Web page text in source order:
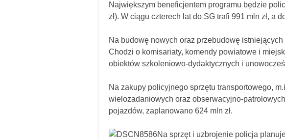
Największym beneficjentem programu będzie
zł). W ciągu czterech lat do SG trafi 991 mln zł, a
Na budowę nowych oraz przebudowę
Chodzi o komisariaty, komendy powiatowe i
obiektów szkoleniowo-dydaktycznych i
Na zakupy policyjnego sprzętu transportowego,
wielozadaniowych oraz obserwacyjno-
pojazdów, zaplanowano 624 mln zł.
Na sprzęt i uzbrojenie policja